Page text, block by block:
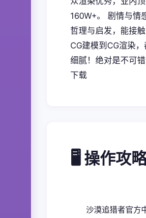
160W+。 剧情与情
哲理与启发，能接
CG建模到CG渲染
细腻！绝对是不可
下载
🖥️ 操作攻
沙漠追猎者官方